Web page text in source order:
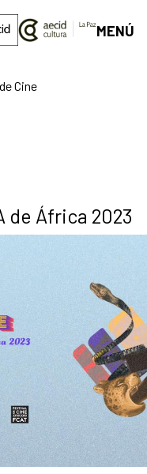
MENÚ
Cine
de África 2023